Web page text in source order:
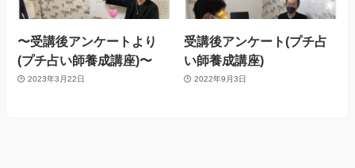
〜受講後アンケートより
(プチ占い師養成講座)〜
2023年3月22日
受講後アンケート(プチ占
い師養成講座)
2022年9月3日